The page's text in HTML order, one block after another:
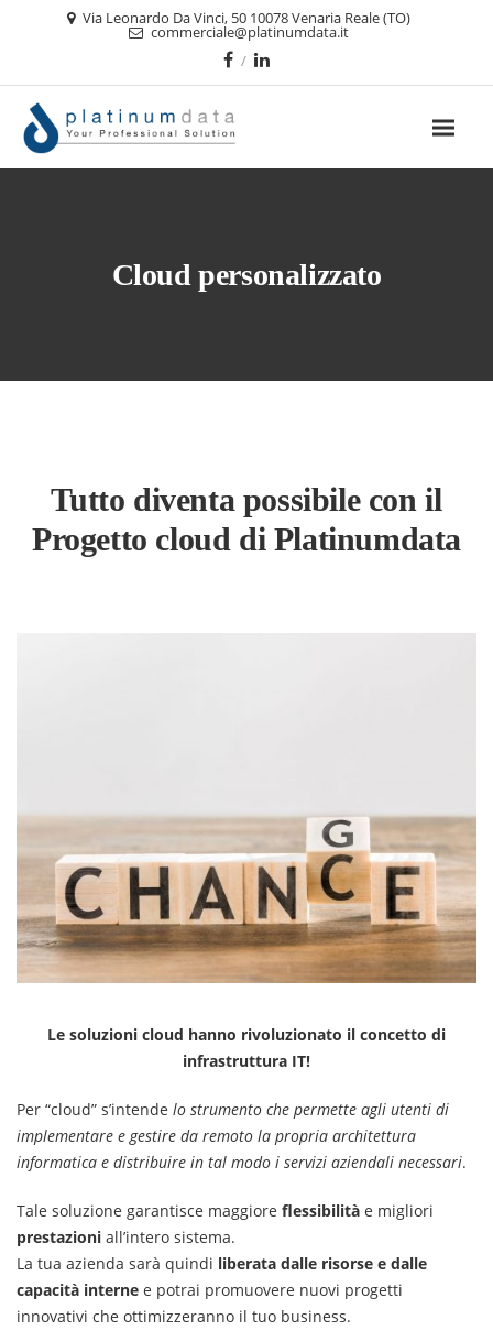
Via Leonardo Da Vinci, 50 10078 Venaria Reale (TO)
commerciale@platinumdata.it
Cloud personalizzato
Tutto diventa possibile con il
Progetto cloud di Platinumdata
Le soluzioni cloud hanno rivoluzionato il concetto di
infrastruttura IT!
Per “cloud” s’intende lo strumento che permette agli utenti di
implementare e gestire da remoto la propria architettura
informatica e distribuire in tal modo i servizi aziendali necessari.
Tale soluzione garantisce maggiore flessibilità e migliori
prestazioni all’intero sistema.
La tua azienda sarà quindi liberata dalle risorse e dalle
capacità interne e potrai promuovere nuovi progetti
innovativi che ottimizzeranno il tuo business.